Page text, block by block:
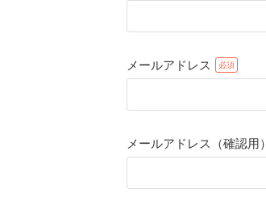
メールアドレス
メールアドレス（確認用）